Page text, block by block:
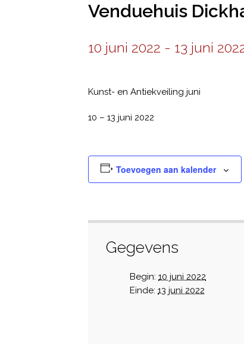
Venduehuis
10 juni 2022 - 13 juni
Kunst- en Antiekveiling juni
10 – 13 juni 2022
Toevoegen aan kalender
Gegevens
Begin: 10 juni 2022
Einde: 13 juni 2022